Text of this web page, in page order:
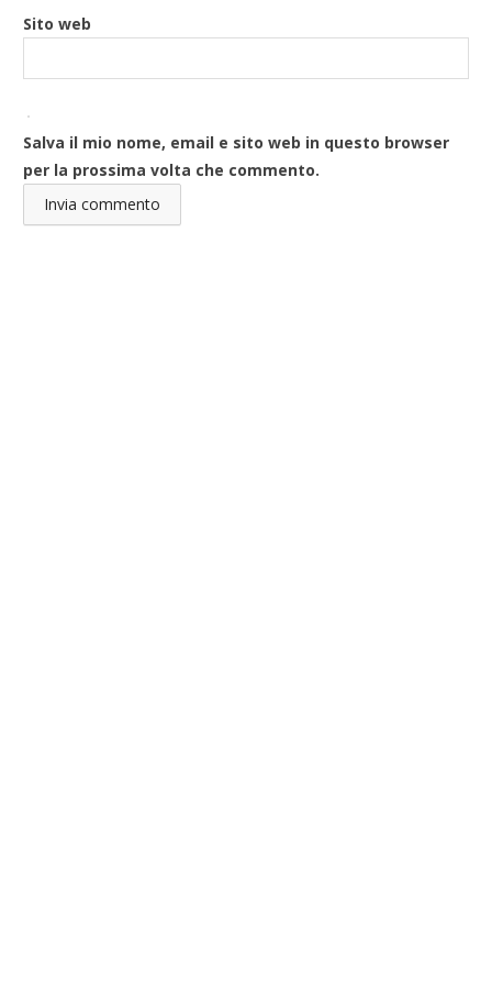
Sito web
Salva il mio nome, email e sito web in questo browser
per la prossima volta che commento.